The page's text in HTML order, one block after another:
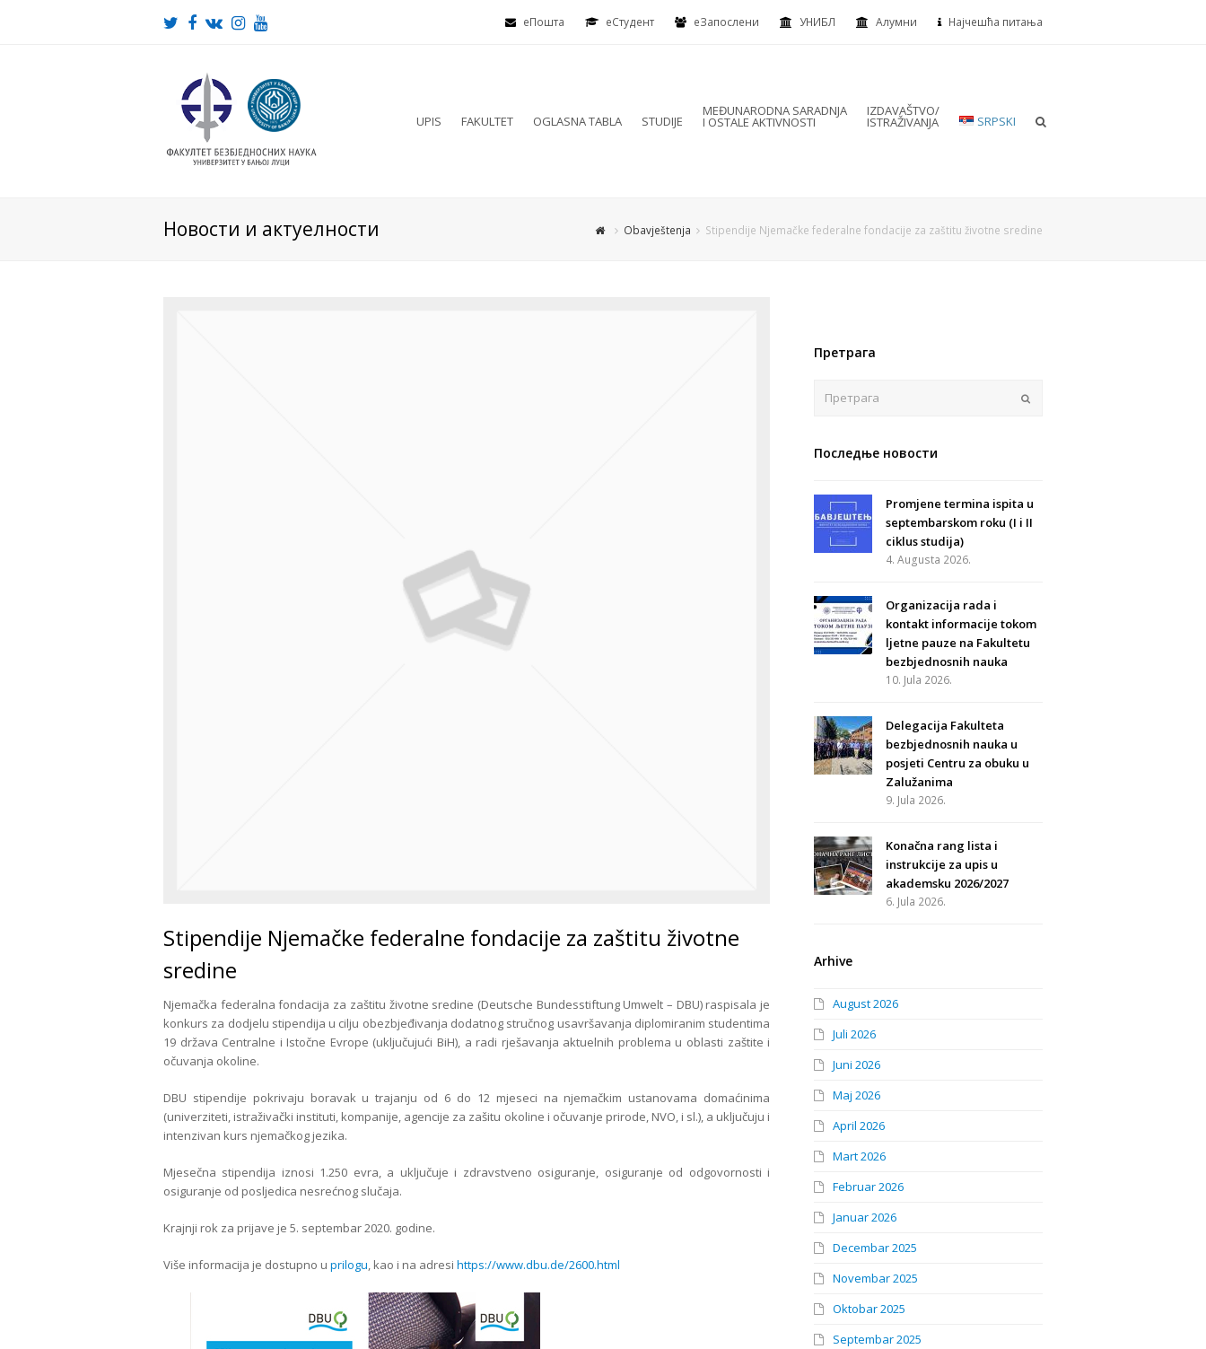
еПошта eСтудент еЗапослени УНИБЛ Алумни Најчешћа питања
Twitter
Facebook
VKInstagram
Youtube
UPIS FAKULTET OGLASNA TABLA STUDIJE
MEĐUNARODNA SARADNJA
I OSTALE AKTIVNOSTI
IZDAVAŠTVO/
ISTRAŽIVANJA SRPSKI
Новости и актуелности Obavještenja Stipendije Njemačke federalne fondacije za zaštitu životne sredine
Stipendije Njemačke federalne fondacije za zaštitu životne
sredine
Njemačka federalna fondacija za zaštitu životne sredine (Deutsche Bundesstiftung Umwelt – DBU) raspisala je
konkurs za dodjelu stipendija u cilju obezbjeđivanja dodatnog stručnog usavršavanja diplomiranim studentima
19 država Centralne i Istočne Evrope (uključujući BiH), a radi rješavanja aktuelnih problema u oblasti zaštite i
očuvanja okoline.
DBU stipendije pokrivaju boravak u trajanju od 6 do 12 mjeseci na njemačkim ustanovama domaćinima
(univerziteti, istraživački instituti, kompanije, agencije za zašitu okoline i očuvanje prirode, NVO, i sl.), a uključuju i
intenzivan kurs njemačkog jezika.
Mjesečna stipendija iznosi 1.250 evra, a uključuje i zdravstveno osiguranje, osiguranje od odgovornosti i
osiguranje od posljedica nesrećnog slučaja.
Krajnji rok za prijave je 5. septembar 2020. godine.
Više informacija je dostupno u prilogu, kao i na adresi https://www.dbu.de/2600.html
Претрага
Последње новости
Promjene termina ispita u
septembarskom roku (I i II
ciklus studija)
4. Augusta 2026.
Organizacija rada i
kontakt informacije tokom
ljetne pauze na Fakultetu
bezbjednosnih nauka
10. Jula 2026.
Delegacija Fakulteta
bezbjednosnih nauka u
posjeti Centru za obuku u
Zalužanima
9. Jula 2026.
Konačna rang lista i
instrukcije za upis u
akademsku 2026/2027
6. Jula 2026.
Arhive
August 2026
Juli 2026
Juni 2026
Maj 2026
April 2026
Mart 2026
Februar 2026
Januar 2026
Decembar 2025
Novembar 2025
Oktobar 2025
Septembar 2025